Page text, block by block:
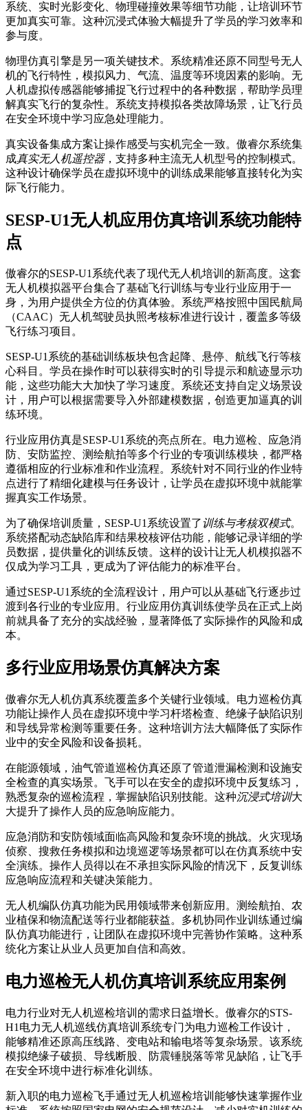
系统、实时光影变化、物理碰撞效果等细节功能，让培训环节
更加真实可靠。这种沉浸式体验大幅提升了学员的学习效率和
参与度。
物理仿真引擎是另一项关键技术。系统精准还原不同型号无人
机的飞行特性，模拟风力、气流、温度等环境因素的影响。无
人机虚拟传感器能够捕捉飞行过程中的各种数据，帮助学员理
解真实飞行的复杂性。系统支持模拟各类故障场景，让飞行员
在安全环境中学习应急处理能力。
真实设备集成方案让操作感受与实机完全一致。傲睿尔系统集
成真实无人机遥控器，支持多种主流无人机型号的控制模式。
这种设计确保学员在虚拟环境中的训练成果能够直接转化为实
际飞行能力。
SESP-U1无人机应用仿真培训系统功能特
点
傲睿尔的SESP-U1系统代表了现代无人机培训的新高度。这套
无人机模拟器平台集合了基础飞行训练与专业行业应用于一
身，为用户提供全方位的仿真体验。系统严格按照中国民航局
（CAAC）无人机驾驶员执照考核标准进行设计，覆盖多等级
飞行练习项目。
SESP-U1系统的基础训练板块包含起降、悬停、航线飞行等核
心科目。学员在操作时可以获得实时的引导提示和航迹显示功
能，这些功能大大加快了学习速度。系统还支持自定义场景设
计，用户可以根据需要导入外部建模数据，创造更加逼真的训
练环境。
行业应用仿真是SESP-U1系统的亮点所在。电力巡检、应急消
防、安防监控、测绘航拍等多个行业的专项训练模块，都严格
遵循相应的行业标准和作业流程。系统针对不同行业的作业特
点进行了精细化建模与任务设计，让学员在虚拟环境中就能掌
握真实工作场景。
为了确保培训质量，SESP-U1系统设置了 训练与考核双模式。
系统搭配动态缺陷库和结果校核评估功能，能够记录详细的学
员数据，提供量化的训练反馈。这样的设计让无人机模拟器不
仅成为学习工具，更成为了评估能力的标准平台。
通过SESP-U1系统的全流程设计，用户可以从基础飞行逐步过
渡到各行业的专业应用。行业应用仿真训练使学员在正式上岗
前就具备了充分的实战经验，显著降低了实际操作的风险和成
本。
多行业应用场景仿真解决方案
傲睿尔无人机仿真系统覆盖多个关键行业领域。电力巡检仿真
功能让操作人员在虚拟环境中学习杆塔检查、绝缘子缺陷识别
和导线异常检测等重要任务。这种培训方法大幅降低了实际作
业中的安全风险和设备损耗。
在能源领域，油气管道巡检仿真还原了管道泄漏检测和设施安
全检查的真实场景。飞手可以在安全的虚拟环境中反复练习，
熟悉复杂的巡检流程，掌握缺陷识别技能。这种沉浸式培训大
大提升了操作人员的应急响应能力。
应急消防和安防领域面临高风险和复杂环境的挑战。火灾现场
侦察、搜救任务模拟和边境巡逻等场景都可以在仿真系统中安
全演练。操作人员得以在不承担实际风险的情况下，反复训练
应急响应流程和关键决策能力。
无人机编队仿真功能为民用领域带来创新应用。测绘航拍、农
业植保和物流配送等行业都能获益。多机协同作业训练通过编
队仿真功能进行，让团队在虚拟环境中完善协作策略。这种系
统化方案让从业人员更加自信和高效。
电力巡检无人机仿真培训系统应用案例
电力行业对无人机巡检培训的需求日益增长。傲睿尔的STS-
H1电力无人机巡线仿真培训系统专门为电力巡检工作设计，
能够精准还原高压线路、变电站和输电塔等复杂场景。该系统
模拟绝缘子破损、导线断股、防震锤脱落等常见缺陷，让飞手
在安全环境中进行标准化训练。
新入职的电力巡检飞手通过无人机巡检培训能够快速掌握作业